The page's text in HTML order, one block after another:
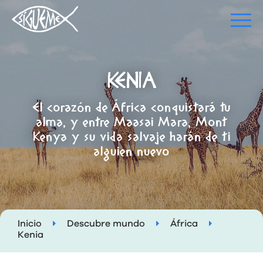
KENIA
El corazón de África conquistará tu
alma, y entre Maasai Mara, Mont
Kenya y su vida salvaje harán de ti
alguien nuevo
Inicio Descubre mundo
África
Kenia